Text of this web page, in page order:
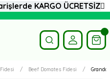
Beef Domates Fidesi Grando
KARGO ÜCRETSİZ